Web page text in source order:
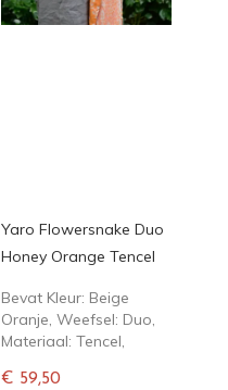
Yaro Flowersnake Duo
Honey Orange Tencel
Bevat Kleur: Beige
Oranje, Weefsel: Duo,
Materiaal: Tencel,
€ 59,50